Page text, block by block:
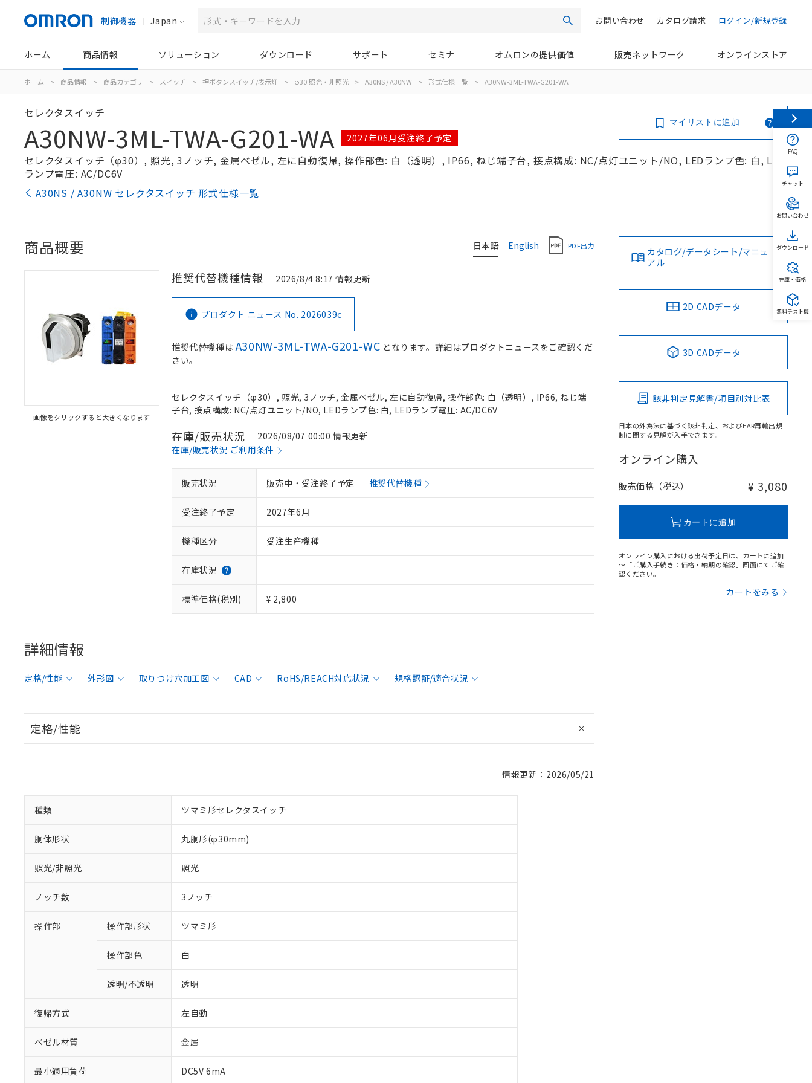
制御機器 Japan 検索 ログイン/新規登録
カタログ請求
お問い合わせ
ホーム 商品情報 ソリューション ダウンロード サポート セミナ オムロンの提供価値 販売ネットワーク オンラインストア
ホーム > 商品情報 > 商品カテゴリ > スイッチ > 押ボタンスイッチ/表示灯 > φ30:照光・非照光 > A30NS / A30NW > 形式仕様一覧 > A30NW-3ML-TWA-G201-WA
セレクタスイッチ
A30NW-3ML-TWA-G201-WA 2027年06月受注終了予定
セレクタスイッチ（φ30）, 照光, 3ノッチ, 金属ベゼル, 左に自動復帰, 操作部色: 白（透明）, IP66, ねじ端子台, 接点構成: NC/点灯ユニット/NO, LEDランプ色: 白, LED
ランプ電圧: AC/DC6V
A30NS / A30NW セレクタスイッチ 形式仕様一覧
マイリストに追加
日本語 English PDF出力
商品概要
画像をクリックすると大きくなります
推奨代替機種情報 2026/8/4 8:17 情報更新
プロダクト ニュース No. 2026039c
推奨代替機種はA30NW-3ML-TWA-G201-WC となります。詳細はプロダクトニュースをご確認くだ
さい。
セレクタスイッチ（φ30）, 照光, 3ノッチ, 金属ベゼル, 左に自動復帰, 操作部色: 白（透明）, IP66, ねじ端
子台, 接点構成: NC/点灯ユニット/NO, LEDランプ色: 白, LEDランプ電圧: AC/DC6V
在庫/販売状況
2026/08/07 00:00 情報更新
在庫/販売状況 ご利用条件
販売状況 販売中・受注終了予定 推奨代替機種
受注終了予定 2027年6月
機種区分 受注生産機種
在庫状況
標準価格(税別) ¥ 2,800
詳細情報
定格/性能 外形図 取りつけ穴加工図 CAD RoHS/REACH対応状況 規格認証/適合状況
定格/性能
情報更新：2026/05/21
種類 ツマミ形セレクタスイッチ
胴体形状 丸胴形(φ30mm)
照光/非照光 照光
ノッチ数 3ノッチ
操作部 操作部形状 ツマミ形
操作部色 白
透明/不透明 透明
復帰方式 左自動
ベゼル材質 金属
最小適用負荷 DC5V 6mA
カタログ/データシート/マニュ
アル
2D CADデータ
3D CADデータ
該非判定見解書/項目別対比表
日本の外為法に基づく該非判定、およびEAR再輸出規
制に関する見解が入手できます。
オンライン購入
販売価格（税込） ¥ 3,080
カートに追加
オンライン購入における出荷予定日は、カートに追加
～「ご購入手続き：価格・納期の確認」画面にてご確
認ください。
カートをみる
FAQ
チャット
お問い合わせ
ダウンロード
在庫・価格
無料テスト機